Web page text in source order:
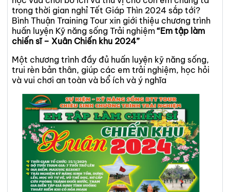
GALA & TEAMBUILDING
ĐÀO TẠO KỸ NĂNG SỐNG
TỔ CHỨC SỰ KIỆN
CUNG CẤP NHÂN SỰ
HÌNH ẢNH
VIDEO CLIPS
DỊCH VỤ
GÓI ƯU ĐÃI
trong thời gian nghỉ Tết Giáp Thìn 2024 sắp tới?
Bình Thuận Training Tour xin giới thiệu chương trình
huấn luyện Kỹ năng sống Trải nghiệm“Em tập làm
chiến sĩ – Xuân Chiến khu 2024”
Một chương trình đầy đủ huấn luyện kỹ năng sống,
trui rèn bản thân, giúp các em trải nghiệm, học hỏi
và vui chơi an toàn và bổ ích và ý nghĩa